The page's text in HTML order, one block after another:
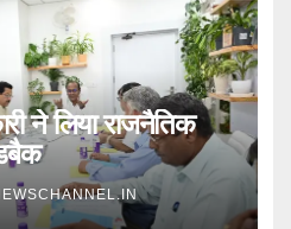
ने लिया राजनैतिक